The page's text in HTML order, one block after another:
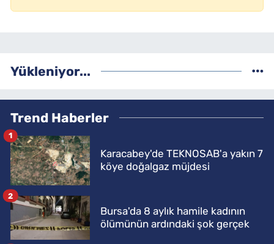
Yükleniyor...
Trend Haberler
Karacabey'de TEKNOSAB'a yakın 7
köye doğalgaz müjdesi
1
Bursa'da 8 aylık hamile kadının
ölümünün ardındaki şok gerçek
2